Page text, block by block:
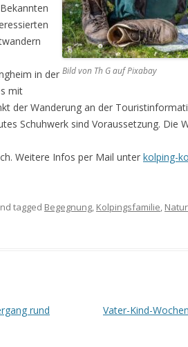
Bild von Th G auf Pixabay
in der
mit
der Wanderung an der
Schuhwerk sind Voraussetzung. Die
Weitere Infos per Mail unter kolping-
tagged Begegnung, Kolpingsfamilie, Natur
rund
Vater-Kind-